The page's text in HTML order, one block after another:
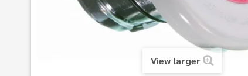
View larger